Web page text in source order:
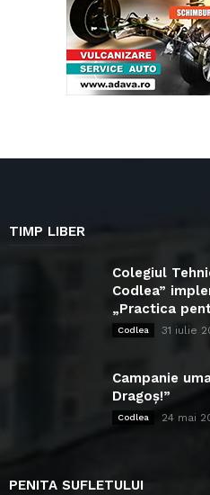
TIMP LIBER
Colegiul
Codlea”
„Practica
Codlea 31 iulie
Campanie
Dragoș!”
Codlea 24 mai
PENITA SUFLETULUI